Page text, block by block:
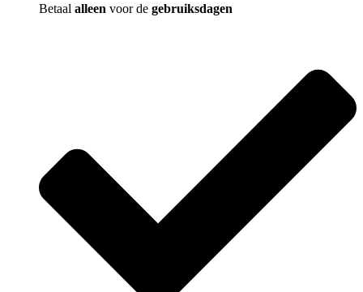
Betaal alleen voor de gebruiksdagen